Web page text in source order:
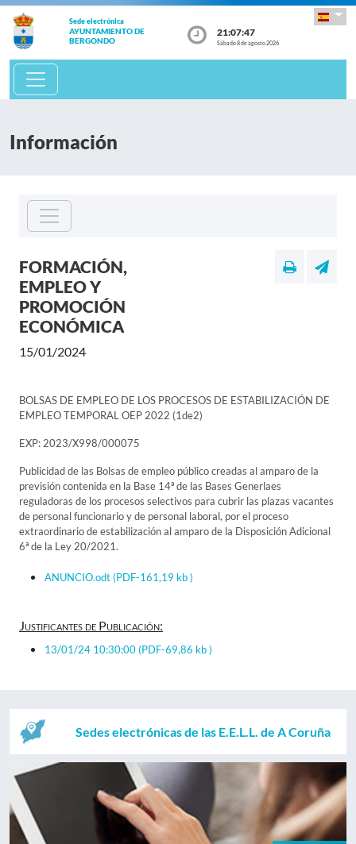
Sede electrónica
AYUNTAMIENTO DE
BERGONDO
21:07:47
Sábado 8 de agosto 2026
Información
FORMACIÓN,
EMPLEO Y
PROMOCIÓN
ECONÓMICA
15/01/2024
BOLSAS DE EMPLEO DE LOS PROCESOS DE ESTABILIZACIÓN DE
EMPLEO TEMPORAL OEP 2022 (1de2)
EXP: 2023/X998/000075
Publicidad de las Bolsas de empleo público creadas al amparo de la
previsión contenida en la Base 14ª de las Bases Generlaes
reguladoras de los procesos selectivos para cubrir las plazas vacantes
de personal funcionario y de personal laboral, por el proceso
extraordinario de estabilización al amparo de la Disposición Adicional
6ª de la Ley 20/2021.
ANUNCIO.odt(PDF-161,19 kb )
Justificantes de Publicación:
13/01/24 10:30:00(PDF-69,86 kb )
Sedes electrónicas de las E.E.L.L. de A Coruña